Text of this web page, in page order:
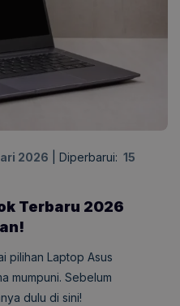
2026 Diperbarui: 15
Terbaru 2026
pilihan Laptop Asus
mumpuni. Sebelum
dulu di sini!